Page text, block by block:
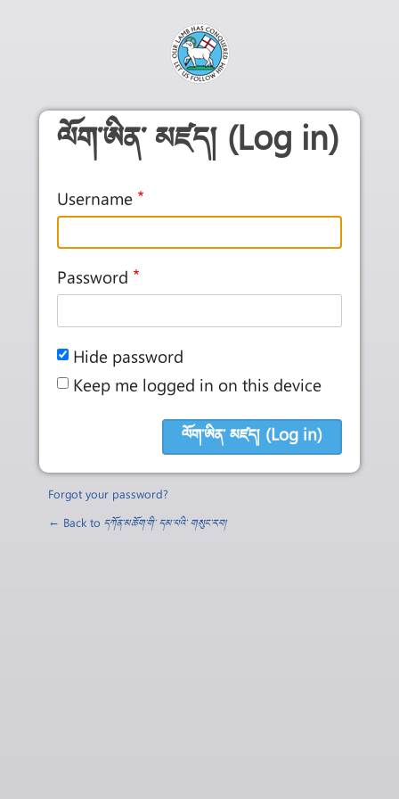
ལོག་ཨིན་ མཛད། (Log in)
Username
Password
Hide password
Keep me logged in on this device
Forgot your password?
← Back to དཀོན་མཆོག་གི་ དམ་པའི་ གསུང་རབ།